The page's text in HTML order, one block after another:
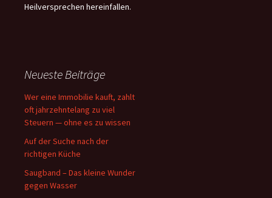
Heilversprechen hereinfallen.
Neueste Beiträge
Wer eine Immobilie kauft, zahlt
oft jahrzehntelang zu viel
Steuern — ohne es zu wissen
Auf der Suche nach der
richtigen Küche
Saugband – Das kleine Wunder
gegen Wasser